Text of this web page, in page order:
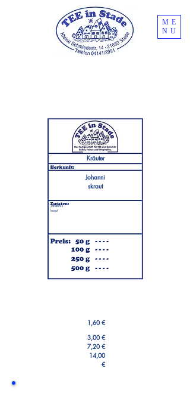
ME
NU
Kräuter
Johanni
skraut
Johannis
kraut
1,60 €
3,00 €
7,20 €
14,00
€